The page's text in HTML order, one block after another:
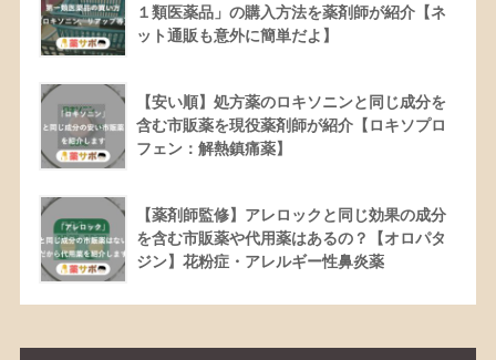
１類医薬品」の購入方法を薬剤師が紹介【ネ
ット通販も意外に簡単だよ】
【安い順】処方薬のロキソニンと同じ成分を
含む市販薬を現役薬剤師が紹介【ロキソプロ
フェン：解熱鎮痛薬】
【薬剤師監修】アレロックと同じ効果の成分
を含む市販薬や代用薬はあるの？【オロパタ
ジン】花粉症・アレルギー性鼻炎薬